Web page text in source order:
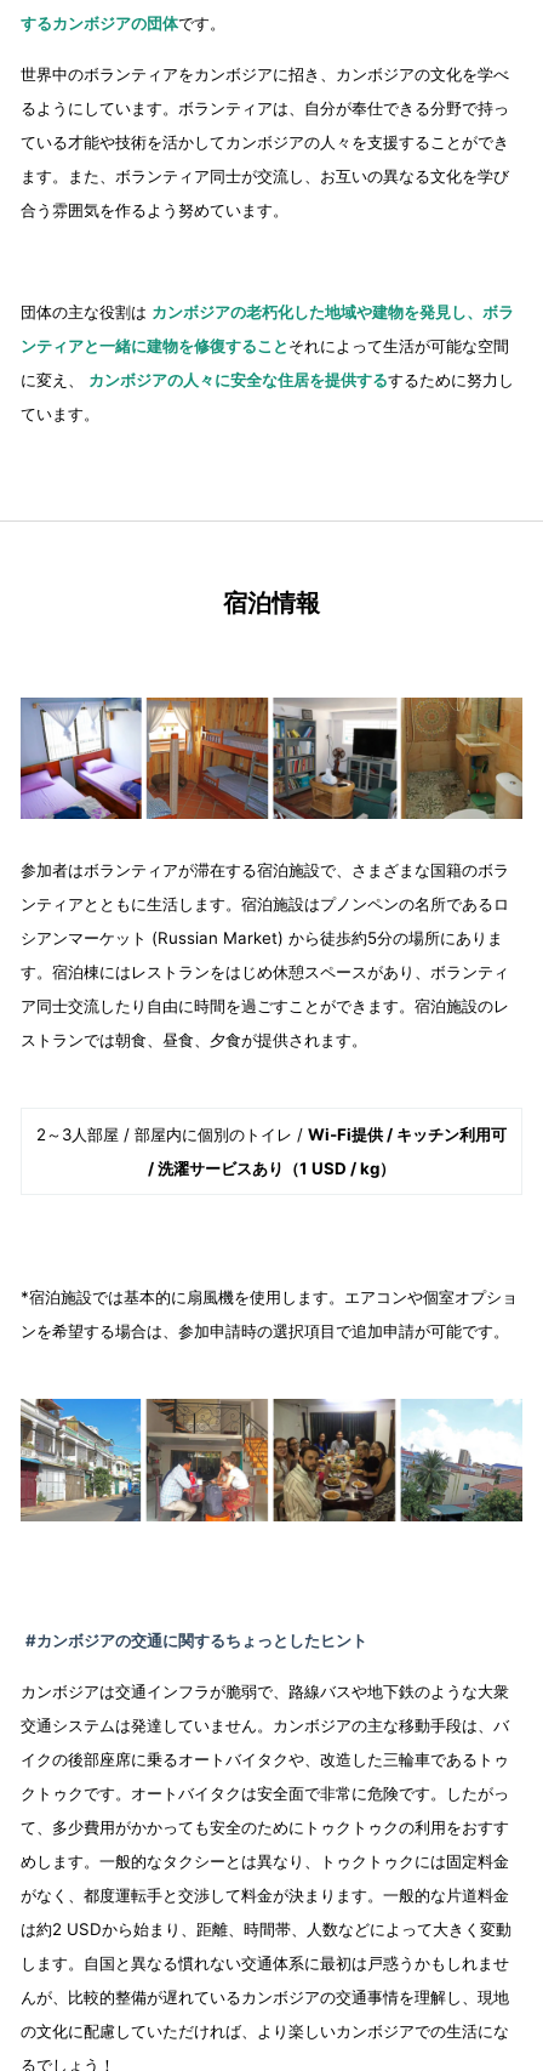
するカンボジアの団体です。
世界中のボランティアをカンボジアに招き、カンボジアの文化を学べ
るようにしています。ボランティアは、自分が奉仕できる分野で持っ
ている才能や技術を活かしてカンボジアの人々を支援することができ
ます。また、ボランティア同士が交流し、お互いの異なる文化を学び
合う雰囲気を作るよう努めています。
団体の主な役割は カンボジアの老朽化した地域や建物を発見し、ボラ
ンティアと一緒に建物を修復することそれによって生活が可能な空間
に変え、 カンボジアの人々に安全な住居を提供するするために努力し
ています。
宿泊情報
参加者はボランティアが滞在する宿泊施設で、さまざまな国籍のボラ
ンティアとともに生活します。宿泊施設はプノンペンの名所であるロ
シアンマーケット (Russian Market) から徒歩約5分の場所にありま
す。宿泊棟にはレストランをはじめ休憩スペースがあり、ボランティ
ア同士交流したり自由に時間を過ごすことができます。宿泊施設のレ
ストランでは朝食、昼食、夕食が提供されます。
2～3人部屋 / 部屋内に個別のトイレ / Wi‑Fi提供 / キッチン利用可
/ 洗濯サービスあり（1 USD / kg）
*宿泊施設では基本的に扇風機を使用します。エアコンや個室オプショ
ンを希望する場合は、参加申請時の選択項目で追加申請が可能です。
#カンボジアの交通に関するちょっとしたヒント
カンボジアは交通インフラが脆弱で、路線バスや地下鉄のような大衆
交通システムは発達していません。カンボジアの主な移動手段は、バ
イクの後部座席に乗るオートバイタクや、改造した三輪車であるトゥ
クトゥクです。オートバイタクは安全面で非常に危険です。したがっ
て、多少費用がかかっても安全のためにトゥクトゥクの利用をおすす
めします。一般的なタクシーとは異なり、トゥクトゥクには固定料金
がなく、都度運転手と交渉して料金が決まります。一般的な片道料金
は約2 USDから始まり、距離、時間帯、人数などによって大きく変動
します。自国と異なる慣れない交通体系に最初は戸惑うかもしれませ
んが、比較的整備が遅れているカンボジアの交通事情を理解し、現地
の文化に配慮していただければ、より楽しいカンボジアでの生活にな
るでしょう！